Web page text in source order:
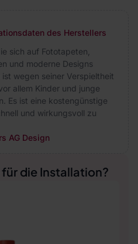
des Herstellers
sich auf Fototapeten,
und moderne Designs
wegen seiner Verspieltheit
allem Kinder und junge
Es ist eine kostengünstige
und wirkungsvoll zu
AG Design
die Installation?